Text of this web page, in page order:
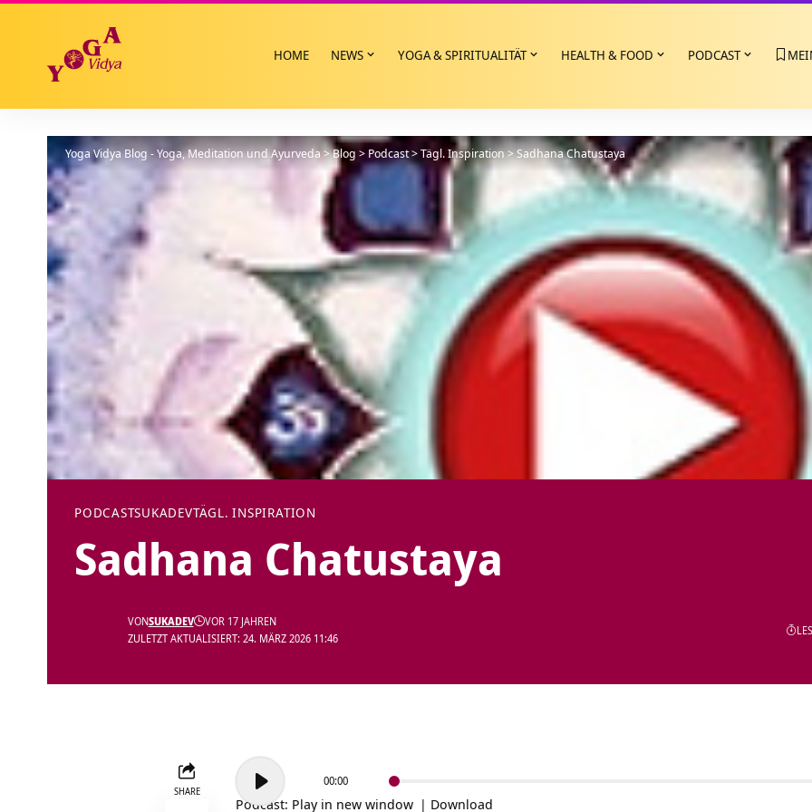
HOME NEWS YOGA & SPIRITUALITÄT HEALTH & FOOD PODCAST
Yoga Vidya Blog - Yoga, Meditation und Ayurveda>Blog >Podcast>Tägl. Inspiration>Sadhana Chatustaya
PODCASTSUKADEVTÄGL. INSPIRATION
Sadhana Chatustaya
ZULETZT AKTUALISIERT: 24. MÄRZ 2026 11:46
VONSUKADEV VOR 17 JAHREN
SHARE
Audio-
Player
00:00
Podcast: Play in new window | Download